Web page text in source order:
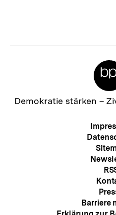
Zur
Demokratie stärken –
Barriere